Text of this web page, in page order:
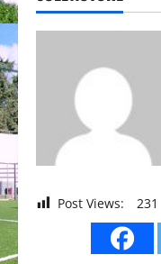
Post Views: 231